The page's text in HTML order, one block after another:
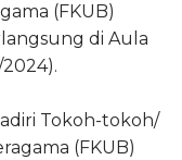
(FKUB)
di Aula
Tokoh-tokoh/
(FKUB)